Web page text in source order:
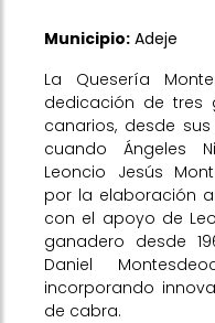
Municipio: Adeje
La Quesería
dedicación de tres
canarios, desde
cuando Ángeles
Leoncio Jesús
por la elaboración
con el apoyo de
ganadero desde
Daniel
incorporando
de cabra.